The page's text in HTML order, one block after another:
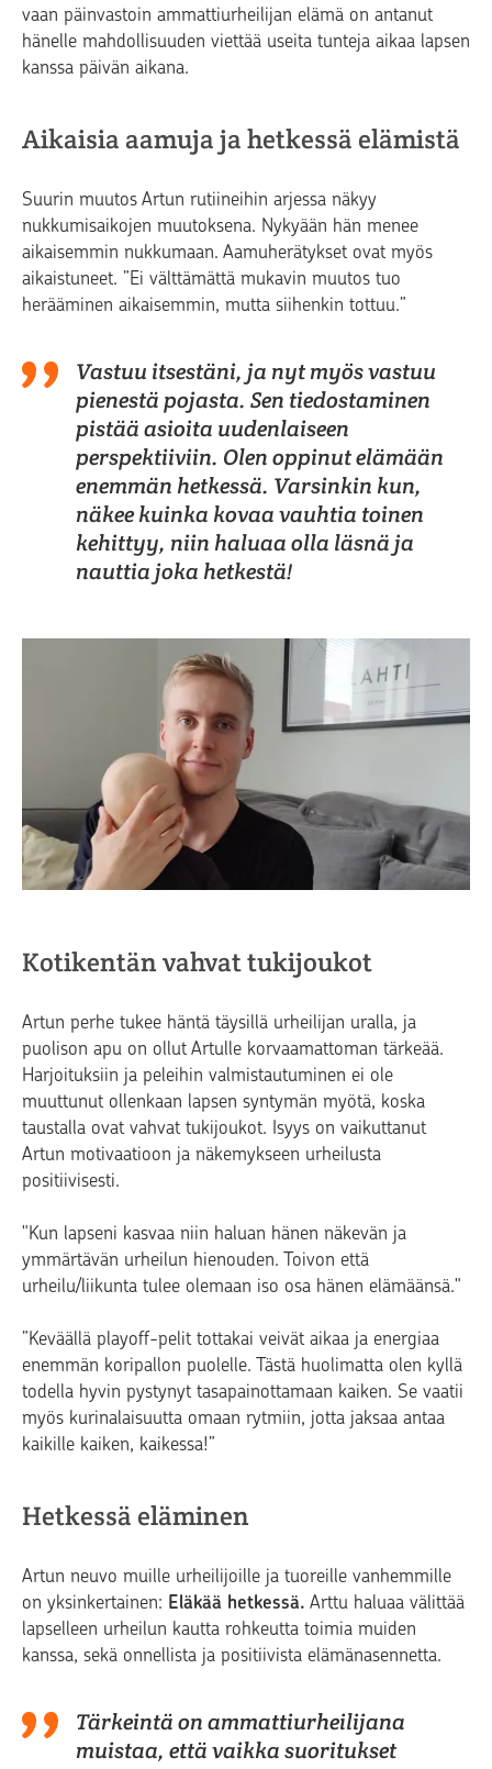
vaan päinvastoin ammattiurheilijan elämä on antanut
hänelle mahdollisuuden viettää useita tunteja aikaa lapsen
kanssa päivän aikana.
Aikaisia aamuja ja hetkessä elämistä
Suurin muutos Artun rutiineihin arjessa näkyy
nukkumisaikojen muutoksena. Nykyään hän menee
aikaisemmin nukkumaan. Aamuherätykset ovat myös
aikaistuneet. ”Ei välttämättä mukavin muutos tuo
herääminen aikaisemmin, mutta siihenkin tottuu.”
Vastuu itsestäni, ja nyt myös vastuu
pienestä pojasta. Sen tiedostaminen
pistää asioita uudenlaiseen
perspektiiviin. Olen oppinut elämään
enemmän hetkessä. Varsinkin kun,
näkee kuinka kovaa vauhtia toinen
kehittyy, niin haluaa olla läsnä ja
nauttia joka hetkestä!
Kotikentän vahvat tukijoukot
Artun perhe tukee häntä täysillä urheilijan uralla, ja
puolison apu on ollut Artulle korvaamattoman tärkeää.
Harjoituksiin ja peleihin valmistautuminen ei ole
muuttunut ollenkaan lapsen syntymän myötä, koska
taustalla ovat vahvat tukijoukot. Isyys on vaikuttanut
Artun motivaatioon ja näkemykseen urheilusta
positiivisesti.
"Kun lapseni kasvaa niin haluan hänen näkevän ja
ymmärtävän urheilun hienouden. Toivon että
urheilu/liikunta tulee olemaan iso osa hänen elämäänsä."
”Keväällä playoff-pelit tottakai veivät aikaa ja energiaa
enemmän koripallon puolelle. Tästä huolimatta olen kyllä
todella hyvin pystynyt tasapainottamaan kaiken. Se vaatii
myös kurinalaisuutta omaan rytmiin, jotta jaksaa antaa
kaikille kaiken, kaikessa!”
Hetkessä eläminen
Artun neuvo muille urheilijoille ja tuoreille vanhemmille
on yksinkertainen: Eläkää hetkessä. Arttu haluaa välittää
lapselleen urheilun kautta rohkeutta toimia muiden
kanssa, sekä onnellista ja positiivista elämänasennetta.
Tärkeintä on ammattiurheilijana
muistaa, että vaikka suoritukset